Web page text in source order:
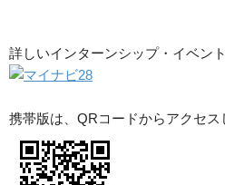
詳しいインターンシップ・イベン
携帯版は、QRコードからアクセス